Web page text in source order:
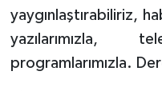
yaygınlaştırabiliriz,
yazılarımızla,
programlarımızla.
Gaziantep
Giresun